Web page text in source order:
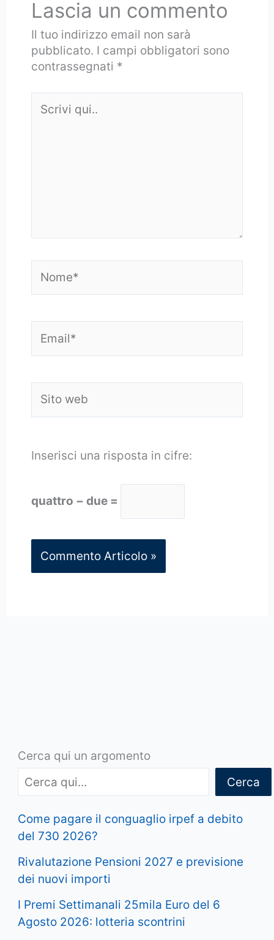
Lascia un commento
Il tuo indirizzo email non sarà
pubblicato. I campi obbligatori sono
contrassegnati *
qui..
web
Inserisci una risposta in cifre:
quattro − due =
Cerca qui un argomento
Cerca
Come pagare il conguaglio irpef a debito
del 730 2026?
Rivalutazione Pensioni 2027 e previsione
dei nuovi importi
I Premi Settimanali 25mila Euro del 6
Agosto 2026: lotteria scontrini